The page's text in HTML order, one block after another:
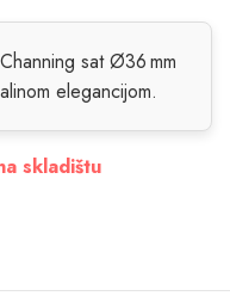
sat Ø36 mm
elegancijom.
skladištu